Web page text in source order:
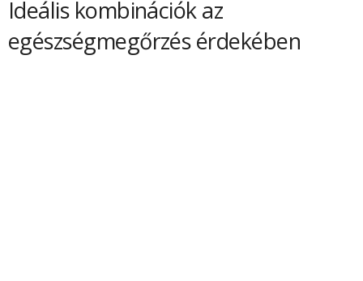
Ideális kombinációk az
egészségmegőrzés érdekében